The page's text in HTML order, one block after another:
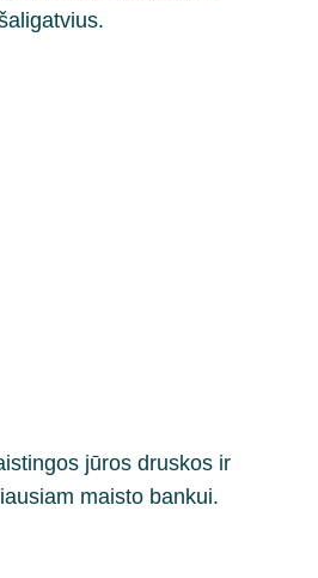
jūros druskos ir
maisto bankui.